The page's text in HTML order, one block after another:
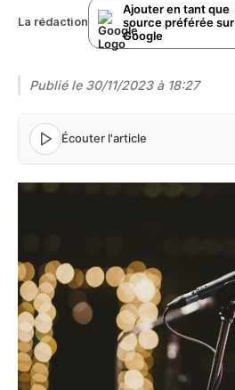
La rédaction
Ajouter en tant que
source préférée sur
Google
Publié le 30/11/2023 à 18:27
Écouter l'article